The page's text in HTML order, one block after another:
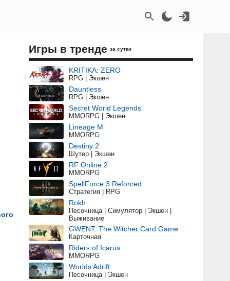
Игры в тренде за сутки
KRITIKA: ZERO
RPG | Экшен
Dauntless
RPG | Экшен
Secret World Legends
MMORPG | Экшен
Lineage M
MMORPG
Destiny 2
Шутер | Экшен
RF Online 2
MMORPG
SpellForce 3 Reforced
Стратегия | RPG
Rokh
Песочница | Симулятор | Экшен |
Выживание
GWENT: The Witcher Card Game
Карточная
Riders of Icarus
MMORPG
Worlds Adrift
Песочница | Экшен